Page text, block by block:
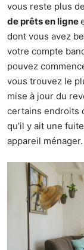
vous reste plus
de prêts en ligne
dont vous avez
votre compte
pouvez
vous trouvez le
mise à jour du
certains endroits
qu’il y ait une
appareil ménager.